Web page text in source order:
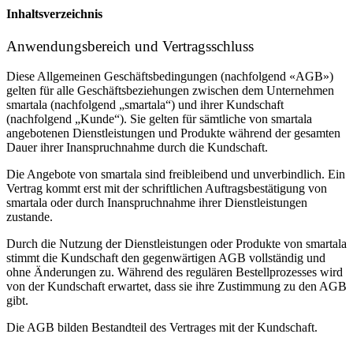
Inhaltsverzeichnis
Anwendungsbereich und Vertragsschluss
Diese Allgemeinen Geschäftsbedingungen (nachfolgend «AGB»)
gelten für alle Geschäftsbeziehungen zwischen dem Unternehmen
smartala (nachfolgend „smartala“) und ihrer Kundschaft
(nachfolgend „Kunde“). Sie gelten für sämtliche von smartala
angebotenen Dienstleistungen und Produkte während der gesamten
Dauer ihrer Inanspruchnahme durch die Kundschaft.
Die Angebote von smartala sind freibleibend und unverbindlich. Ein
Vertrag kommt erst mit der schriftlichen Auftragsbestätigung von
smartala oder durch Inanspruchnahme ihrer Dienstleistungen
zustande.
Durch die Nutzung der Dienstleistungen oder Produkte von smartala
stimmt die Kundschaft den gegenwärtigen AGB vollständig und
ohne Änderungen zu. Während des regulären Bestellprozesses wird
von der Kundschaft erwartet, dass sie ihre Zustimmung zu den AGB
gibt.
Die AGB bilden Bestandteil des Vertrages mit der Kundschaft.